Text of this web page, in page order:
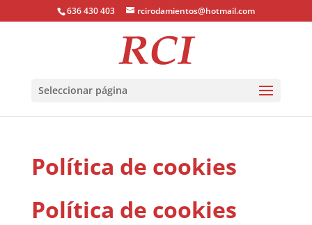
636 430 403 rcirodamientos@hotmail.com
Seleccionar página
Política de cookies
Política de cookies